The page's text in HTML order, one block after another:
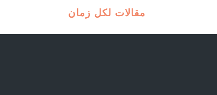
مقالات لكل زمان